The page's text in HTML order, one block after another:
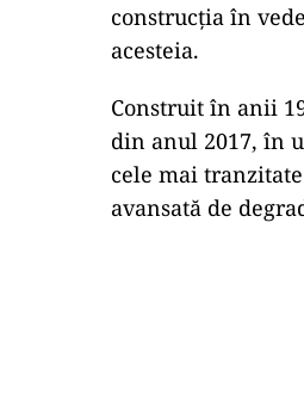
construcția în
acesteia.
Construit în anii
din anul 2017, în
cele mai
avansată de